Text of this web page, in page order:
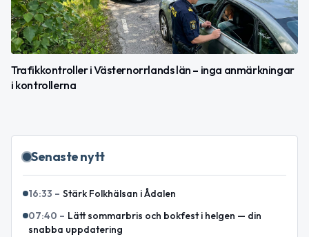
Trafikkontroller i Västernorrlands län – inga anmärkningar
i kontrollerna
Senaste nytt
16:33 – Stärk Folkhälsan i Ådalen
07:40 – Lätt sommarbris och bokfest i helgen — din
snabba uppdatering